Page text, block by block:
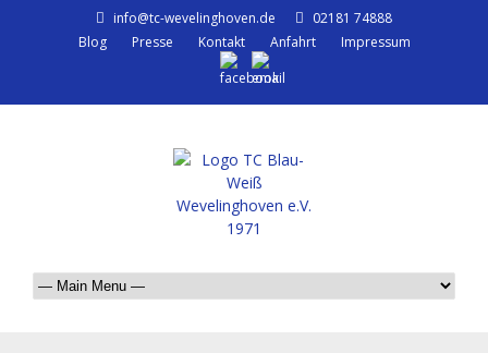
info@tc-wevelinghoven.de
02181 74888
Blog
Presse Kontakt Anfahrt Impressum